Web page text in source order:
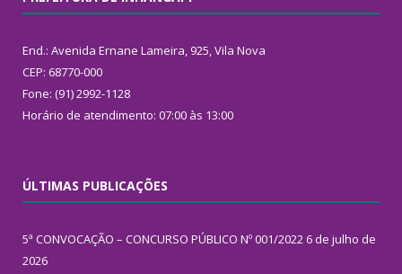
End.: Avenida Ernane Lameira, 925, Vila Nova
CEP: 68770-000
Fone: (91) 2992-1128
Horário de atendimento: 07:00 às 13:00
ÚLTIMAS PUBLICAÇÕES
5ª CONVOCAÇÃO – CONCURSO PÚBLICO Nº 001/2022 6 de julho de
2026